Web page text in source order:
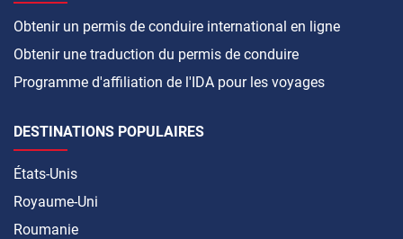
Obtenir un permis de conduire international en ligne
Obtenir une traduction du permis de conduire
Programme d'affiliation de l'IDA pour les voyages
DESTINATIONS POPULAIRES
États-Unis
Royaume-Uni
Roumanie